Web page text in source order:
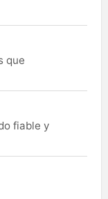
que
fiable y